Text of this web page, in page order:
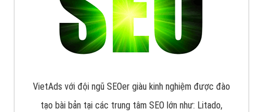
VietAds với đội ngũ SEOer giàu kinh nghiệm được đào
tạo bài bản tại các trung tâm SEO lớn như: Litado,